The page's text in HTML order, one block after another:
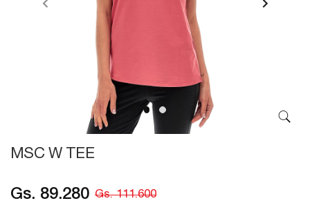
MSC W TEE
Gs. 89.280 Gs. 111.600